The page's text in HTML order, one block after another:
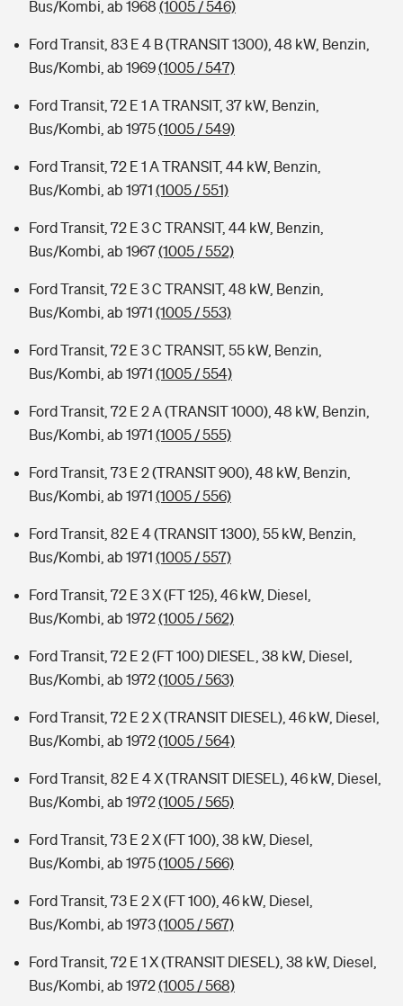
Bus/Kombi, ab 1968 (1005 / 546)
Ford Transit, 83 E 4 B (TRANSIT 1300), 48 kW, Benzin,
Bus/Kombi, ab 1969(1005 / 547)
Ford Transit, 72 E 1 A TRANSIT, 37 kW, Benzin,
Bus/Kombi, ab 1975(1005 / 549)
Ford Transit, 72 E 1 A TRANSIT, 44 kW, Benzin,
Bus/Kombi, ab 1971 (1005 / 551)
Ford Transit, 72 E 3 C TRANSIT, 44 kW, Benzin,
Bus/Kombi, ab 1967(1005 / 552)
Ford Transit, 72 E 3 C TRANSIT, 48 kW, Benzin,
Bus/Kombi, ab 1971 (1005 / 553)
Ford Transit, 72 E 3 C TRANSIT, 55 kW, Benzin,
Bus/Kombi, ab 1971 (1005 / 554)
Ford Transit, 72 E 2 A (TRANSIT 1000), 48 kW, Benzin,
Bus/Kombi, ab 1971 (1005 / 555)
Ford Transit, 73 E 2 (TRANSIT 900), 48 kW, Benzin,
Bus/Kombi, ab 1971 (1005 / 556)
Ford Transit, 82 E 4 (TRANSIT 1300), 55 kW, Benzin,
Bus/Kombi, ab 1971 (1005 / 557)
Ford Transit, 72 E 3 X (FT 125), 46 kW, Diesel,
Bus/Kombi, ab 1972(1005 / 562)
Ford Transit, 72 E 2 (FT 100) DIESEL, 38 kW, Diesel,
Bus/Kombi, ab 1972(1005 / 563)
Ford Transit, 72 E 2 X (TRANSIT DIESEL), 46 kW, Diesel,
Bus/Kombi, ab 1972(1005 / 564)
Ford Transit, 82 E 4 X (TRANSIT DIESEL), 46 kW, Diesel,
Bus/Kombi, ab 1972(1005 / 565)
Ford Transit, 73 E 2 X (FT 100), 38 kW, Diesel,
Bus/Kombi, ab 1975(1005 / 566)
Ford Transit, 73 E 2 X (FT 100), 46 kW, Diesel,
Bus/Kombi, ab 1973(1005 / 567)
Ford Transit, 72 E 1 X (TRANSIT DIESEL), 38 kW, Diesel,
Bus/Kombi, ab 1972(1005 / 568)